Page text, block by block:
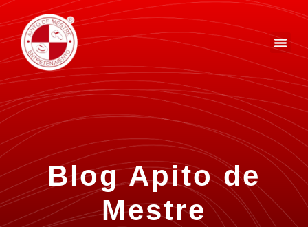
Blog Apito de
Mestre